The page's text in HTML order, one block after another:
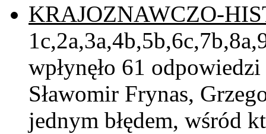
KRAJOZNAWCZO-
wpłynęło 61
Sławomir Frynas,
jednym błędem, wśród